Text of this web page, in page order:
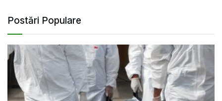
Postări Populare